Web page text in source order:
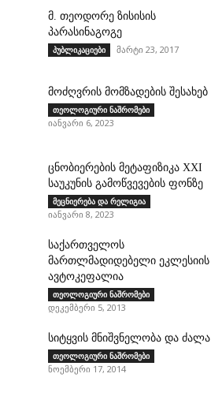
მ. თეოდორე ზისისის
პარასინაგოგე
პუბლიკაციები მარტი 23, 2017
მოძღვრის მომზადების შესახებ
თეოლოგიური ნაშრომები
იანვარი 6, 2023
ცნობიერების მეტაფიზიკა XXI
საუკუნის გამოწვევების ფონზე
მეცნიერება და რელიგია
იანვარი 8, 2023
საქართველოს
მართლმადიდებელი ეკლესიის
ავტოკეფალია
თეოლოგიური ნაშრომები
დეკემბერი 5, 2013
სიტყვის მნიშვნელობა და ძალა
თეოლოგიური ნაშრომები
ნოემბერი 17, 2014